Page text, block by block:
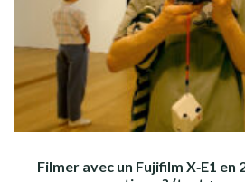
Filmer avec un Fujifilm X‑E1 en